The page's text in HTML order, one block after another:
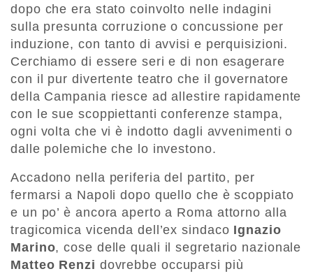
dopo che era stato coinvolto nelle indagini
sulla presunta corruzione o concussione per
induzione, con tanto di avvisi e perquisizioni.
Cerchiamo di essere seri e di non esagerare
con il pur divertente teatro che il governatore
della Campania riesce ad allestire rapidamente
con le sue scoppiettanti conferenze stampa,
ogni volta che vi è indotto dagli avvenimenti o
dalle polemiche che lo investono.
Accadono nella periferia del partito, per
fermarsi a Napoli dopo quello che è scoppiato
e un po’ è ancora aperto a Roma attorno alla
tragicomica vicenda dell’ex sindaco Ignazio
Marino, cose delle quali il segretario nazionale
Matteo Renzi dovrebbe occuparsi più